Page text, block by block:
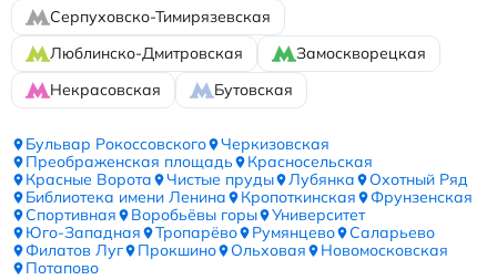
Серпуховско-Тимирязевская
Люблинско-Дмитровская
Замоскворецкая
Некрасовская
Бутовская
Бульвар Рокоссовского
Черкизовская
Преображенская площадь
Красносельская
Красные Ворота
Чистые пруды Лубянка
Охотный Ряд
Библиотека имени Ленина
Кропоткинская
Фрунзенская
Спортивная
Воробьёвы горы
Университет
Юго-Западная
Тропарёво Румянцево
Саларьево
Филатов Луг
Прокшино Ольховая
Новомосковская
Потапово